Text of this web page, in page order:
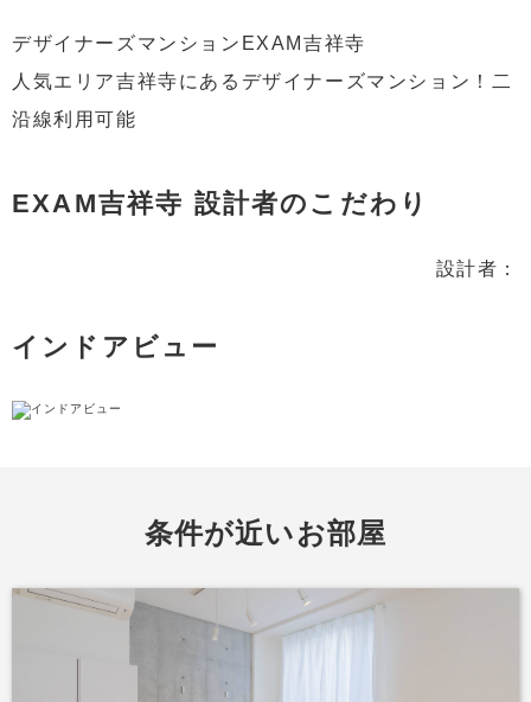
デザイナーズマンションEXAM吉祥寺
人気エリア吉祥寺にあるデザイナーズマンション！二
沿線利用可能
EXAM吉祥寺 設計者のこだわり
設計者：
インドアビュー
条件が近いお部屋